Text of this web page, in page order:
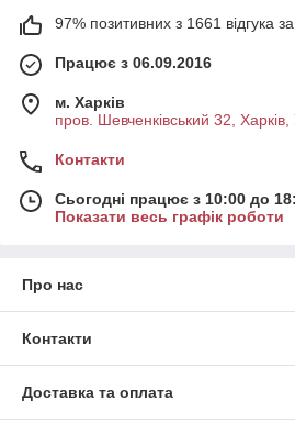
97% позитивних з 1661 відгука за
Працює з 06.09.2016
м. Харків
пров. Шевченківський 32, Харків,
Контакти
Сьогодні працює з 10:00 до
Показати весь графік роботи
Про нас
Контакти
Доставка та оплата